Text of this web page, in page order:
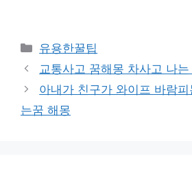
카
테
리
유용한꿀팁
교통사고 꿈해몽 차사고 나
아내가 친구가 와이프 바람
는꿈 해몽